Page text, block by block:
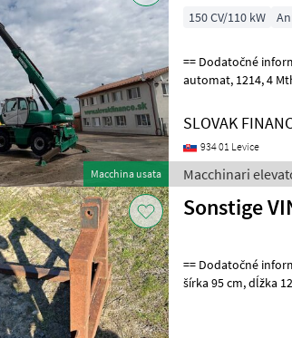
Macchina usata
150 CV/110 kW
== Dodatočné informácie (SK) ==
automat, 1214, 4 Mth, 110 kW, manipulátor, otočný, ukotvenie -
SLOVAK
934 01 Levice
Macchinari
== Dodatočné informácie (SK) ==
šírka 95 cm, dĺžka 120 cm, CENA: 390, -EUR Macchinari elevatori e per